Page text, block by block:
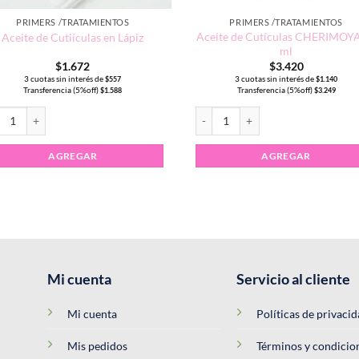
PRIMERS /TRATAMIENTOS
Aceite de Cutiículas en Lápiz
$1.672
3 cuotas sin interés de$557
Transferencia (5%off)$1.588
AGREGAR
PRIMERS /TRATAMIENTOS
Aceite de Cutículas
ml
$3.420
3 cuotas sin interés de$1.140
Transferencia (5%off)$3.249
AGREGAR
Mi cuenta
Mi cuenta
Mis pedidos
Servicio al cliente
Políticas de
Términos y